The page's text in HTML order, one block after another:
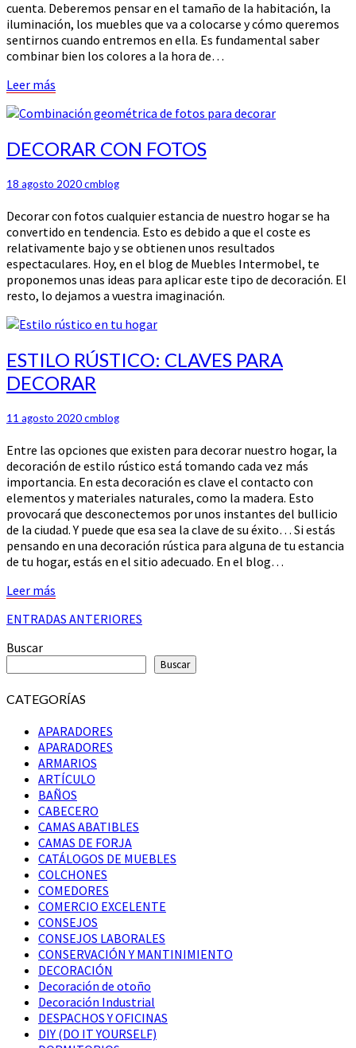
cuenta. Deberemos pensar en el tamaño de la habitación, la
iluminación, los muebles que va a colocarse y cómo queremos
sentirnos cuando entremos en ella. Es fundamental saber
combinar bien los colores a la hora de…
Leer más
DECORAR
CON
DECORAR CON FOTOS
18 agosto 2020cmblog
Decorar con fotos cualquier estancia de nuestro hogar se ha
convertido en tendencia. Esto es debido a que el coste es
relativamente bajo y se obtienen unos resultados
espectaculares. Hoy, en el blog de Muebles Intermobel, te
proponemos unas ideas para aplicar este tipo de decoración. El
resto, lo dejamos a vuestra imaginación.
ESTILO
RÚSTICO:
CLAVES
DECORAR
ESTILO RÚSTICO: CLAVES PARA
DECORAR
11 agosto 2020cmblog
Entre las opciones que existen para decorar nuestro hogar, la
decoración de estilo rústico está tomando cada vez más
importancia. En esta decoración es clave el contacto con
elementos y materiales naturales, como la madera. Esto
provocará que desconectemos por unos instantes del bullicio
de la ciudad. Y puede que esa sea la clave de su éxito… Si estás
pensando en una decoración rústica para alguna de tu estancia
de tu hogar, estás en el sitio adecuado. En el blog…
Leer más
Navegación
de
entradas
ENTRADAS ANTERIORES
Buscar
Buscar
CATEGORÍAS
APARADORES
APARADORES
ARMARIOS
ARTÍCULO
BAÑOS
CABECERO
CAMAS ABATIBLES
CAMAS DE FORJA
CATÁLOGOS DE MUEBLES
COLCHONES
COMEDORES
COMERCIO EXCELENTE
CONSEJOS
CONSEJOS LABORALES
CONSERVACIÓN Y MANTINIMIENTO
DECORACIÓN
Decoración de otoño
Decoración Industrial
DESPACHOS Y OFICINAS
DIY (DO IT YOURSELF)